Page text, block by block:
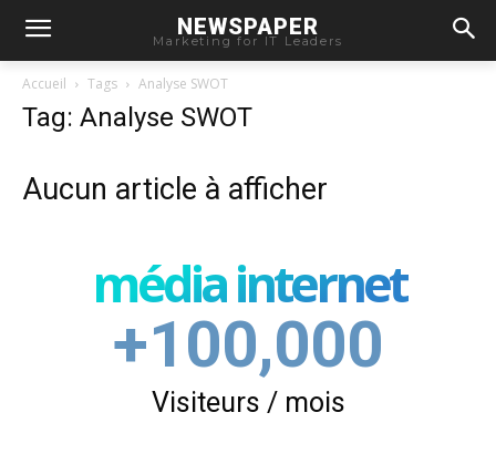
NEWSPAPER
Marketing for IT Leaders
Accueil Tags Analyse SWOT
Tag: Analyse SWOT
Aucun article à afficher
média internet
+100,000
Visiteurs / mois